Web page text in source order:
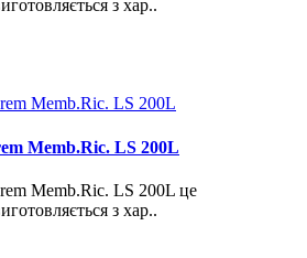
з хар..
Memb.Ric. LS 200L
Memb.Ric. LS 200L це
з хар..